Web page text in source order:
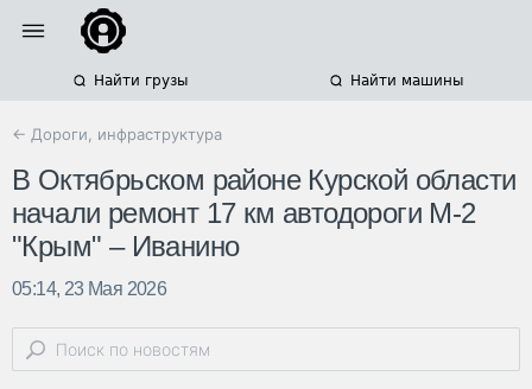
Найти грузы Найти машины
← Дороги, инфраструктура
В Октябрьском районе Курской области
начали ремонт 17 км автодороги М-2
"Крым" – Иванино
05:14, 23 Мая 2026